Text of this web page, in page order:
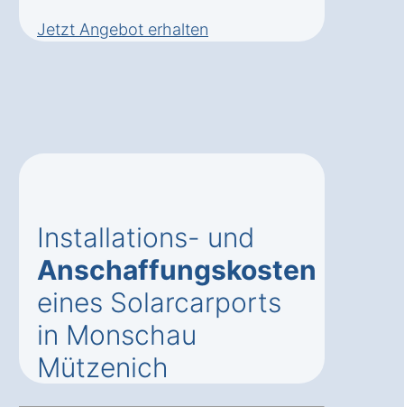
Jetzt Angebot erhalten
Installations- und
Anschaffungskosten
eines Solarcarports
in Monschau
Mützenich